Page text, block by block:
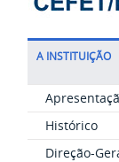
A INSTITUIÇÃO
Histórico
Direção-